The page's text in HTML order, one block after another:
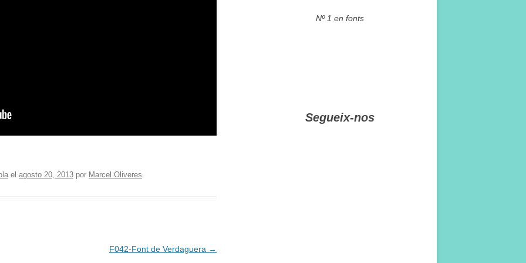
el agosto 20, 2013 por Marcel Oliveres.
F042-Font de Verdaguera →
Nº 1 en fonts
Segueix-nos